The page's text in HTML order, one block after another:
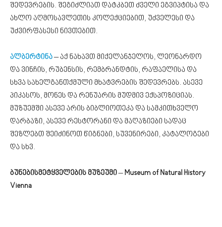
შედევრების. შეგიძლიათ დატკბეთ ძველი ეგვიპტისა და
ახლო აღმოსავლეთის კოლექციებით, უძველესი და
უძვირფასესი ნივთებით.
ალბერტინა– აქ ნახავთ მიქელანჯელოს, ლეონარდო
და ვინჩის, რუბენსის, რემბრანდტის, რაფაელისა და
სხვა სახელგანთქმული მხატვრების შედევრებს. ასევე
პიკასოს, მონეს და რენუარის მუდმივ ექსპოზიციას.
მუზუემში ასევე არის ბიბლიოთეკა და სამკითხველო
დარბაზი, ასევე რესტორანი და მაღაზიები სადაც
შეზლებთ შეიძინოთ წიგნები, სუვენირები, კატალოგები
და სხვ.
ბუნებისმეტყველების მუზეუმი–Museum of Natural History
Vienna